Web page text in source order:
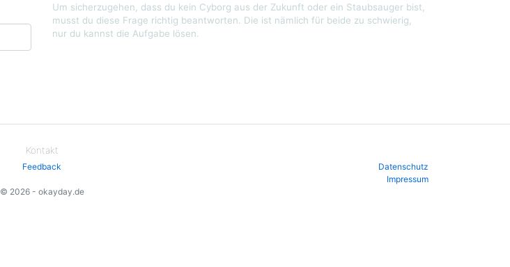
Um sicherzugehen, dass du kein Cyborg aus der Zukunft oder ein Staubsauger bist,
musst du diese Frage richtig beantworten. Die ist nämlich für beide zu schwierig,
nur du kannst die Aufgabe lösen.
Kontakt
Feedback
Datenschutz
Impressum
© 2026 - okayday.de